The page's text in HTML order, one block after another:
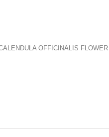
OFFICINALIS FLOWER